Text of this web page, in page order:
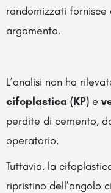
randomizzati
argomento.
L’analisi non ha
cifoplastica (KP) e
perdite di cemento,
operatorio.
Tuttavia, la
ripristino dell’angolo